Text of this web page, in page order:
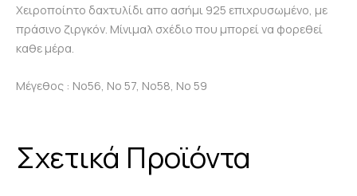
Χειροποίητο δαχτυλίδι απο ασήμι 925 επιχρυσωμένο, με
πράσινο ζιργκόν. Μίνιμαλ σχέδιο που μπορεί να φορεθεί
καθε μέρα.
Μέγεθος : Νο56, Νο 57, Νο58, Νο 59
Σχετικά Προϊόντα